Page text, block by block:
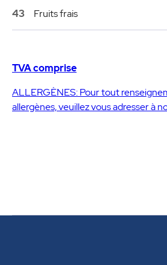
43 Fruits frais
TVA comprise
ALLERGÈNES: Pour tout
allergènes, veuillez vous adresser à